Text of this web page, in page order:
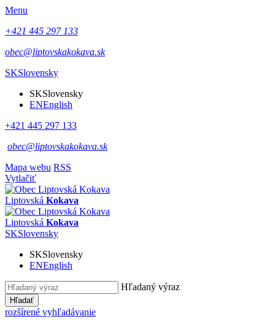
Menu
+421 445 297 133
obec@liptovskakokava.sk
SKSlovensky
SKSlovensky
ENEnglish
+421 445 297 133
obec@liptovskakokava.sk
Mapa webu RSS
Vytlačiť
Liptovská Kokava
Liptovská Kokava
SKSlovensky
SKSlovensky
ENEnglish
Hľadaný výraz
Hľadať
rozšírené vyhľadávanie